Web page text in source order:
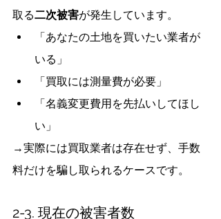
取る二次被害が発生しています。
「あなたの土地を買いたい業者が
いる」
「買取には測量費が必要」
「名義変更費用を先払いしてほし
い」
→実際には買取業者は存在せず、手数
料だけを騙し取られるケースです。
2-3. 現在の被害者数